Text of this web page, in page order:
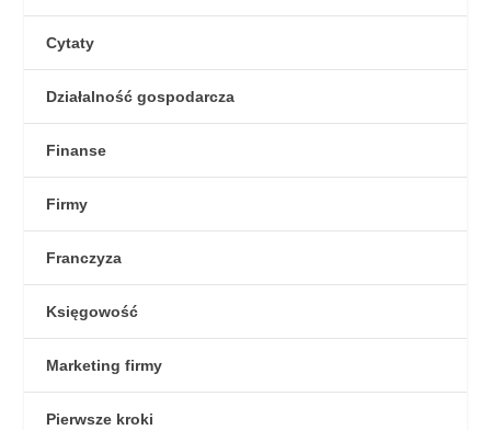
Cytaty
Działalność gospodarcza
Finanse
Firmy
Franczyza
Księgowość
Marketing firmy
Pierwsze kroki